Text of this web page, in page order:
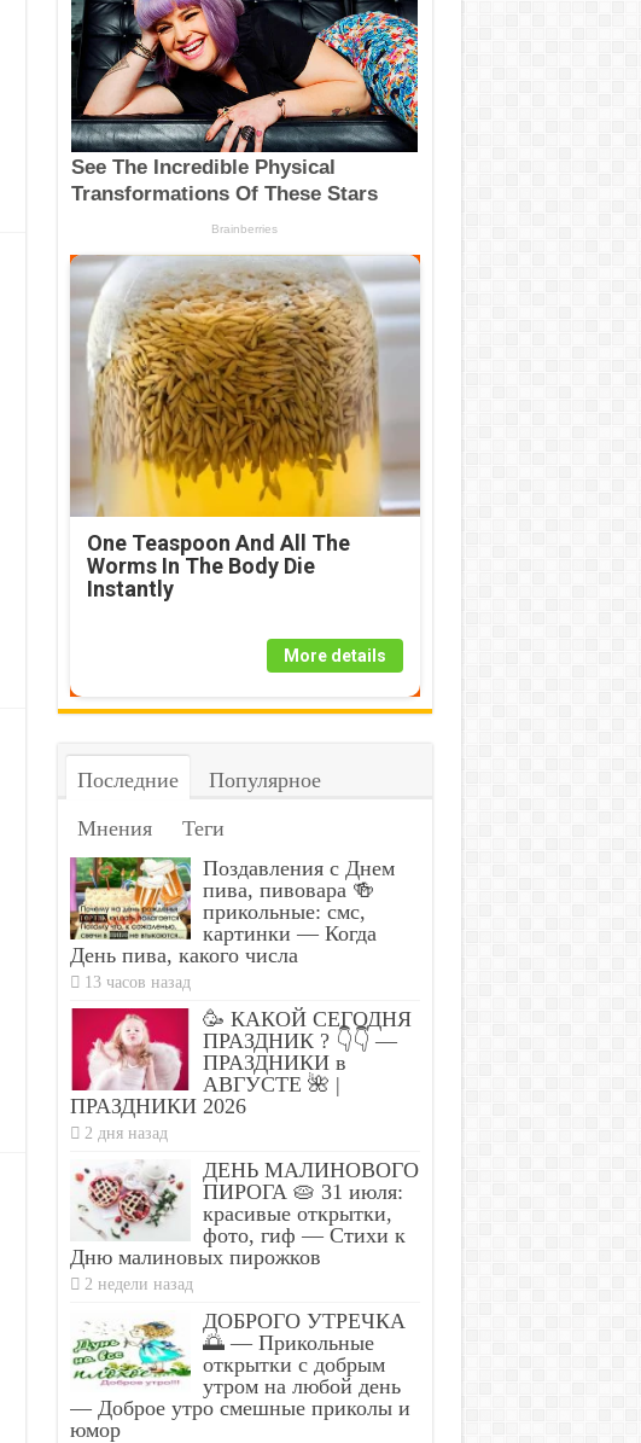
One Teaspoon And All The
Worms In The Body Die
Instantly
More details
Последние
Популярное
Мнения
Теги
Поздавления с Днем
пива, пивовара 🍻
прикольные: смс,
картинки — Когда
День пива, какого числа
13 часов назад
🥳 КАКОЙ СЕГОДНЯ
ПРАЗДНИК ? 👇👇 —
ПРАЗДНИКИ в
АВГУСТЕ 🌺 |
ПРАЗДНИКИ 2026
2 дня назад
ДЕНЬ МАЛИНОВОГО
ПИРОГА 🥧 31 июля:
красивые открытки,
фото, гиф — Стихи к
Дню малиновых пирожков
2 недели назад
ДОБРОГО УТРЕЧКА
🌅 — Прикольные
открытки с добрым
утром на любой день
— Доброе утро смешные приколы и
юмор